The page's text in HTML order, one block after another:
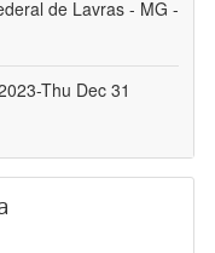
de Lavras - MG -
Thu Dec 31